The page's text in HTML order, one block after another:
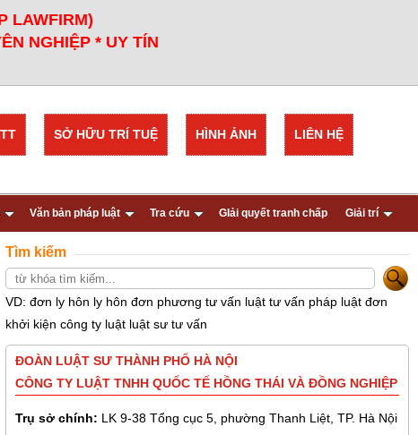
LAWFIRM)
NGHIỆP * UY TÍN
LIÊN HỆ
HÌNH ẢNH
SỞ HỮU TRÍ TUỆ
Văn bản pháp luật Tra cứu GIải quyết tranh chấp Giải trí
Tìm kiếm
VD: đơn ly hôn ly hôn đơn phương tư vấn luật tư vấn pháp luật đơn
khởi kiện công ty luật luật sư tư vấn
ĐOÀN LUẬT SƯ THÀNH PHỐ HÀ NỘI
CÔNG TY LUẬT TNHH QUỐC TẾ HỒNG THÁI VÀ ĐỒNG NGHIỆP
Trụ sở chính: LK 9-38 Tổng cục 5, phường Thanh Liệt, TP. Hà Nội